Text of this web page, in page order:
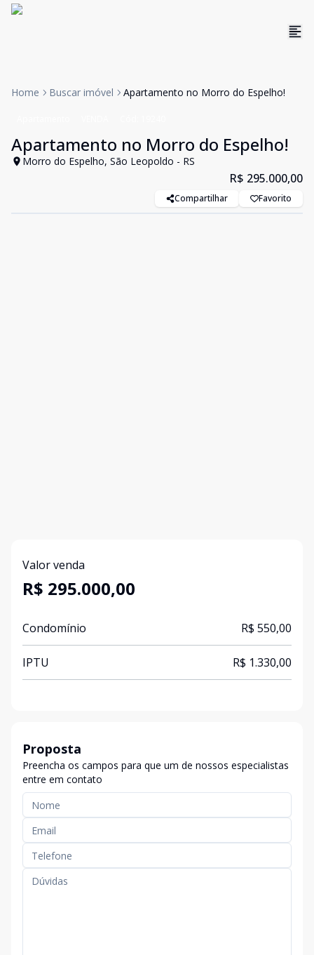
Home Buscar imóvel Apartamento no Morro do Espelho!
Apartamento no Morro do Espelho!
Morro do Espelho, São Leopoldo - RS
R$ 295.000,00
Compartilhar Favorito
Valor venda
R$ 295.000,00
Condomínio R$ 550,00
IPTU R$ 1.330,00
Proposta
Preencha os campos para que um de nossos especialistas
entre em contato